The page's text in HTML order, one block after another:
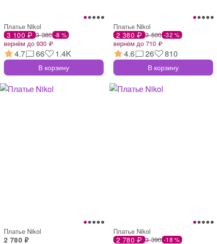
Платье Nikol
3 100 ₽ 3 380 -8 %
вернём до 930 ₽
4.7 66 1.4K
В корзину
Платье Nikol
2 380 ₽ 3 500 -32 %
вернём до 710 ₽
4.6 26 810
В корзину
Платье Nikol
2 780 ₽
Платье Nikol
2 780 ₽ 3 390 -18 %